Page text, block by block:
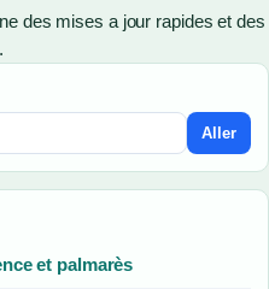
des mises a jour rapides et des
Aller
et palmarès